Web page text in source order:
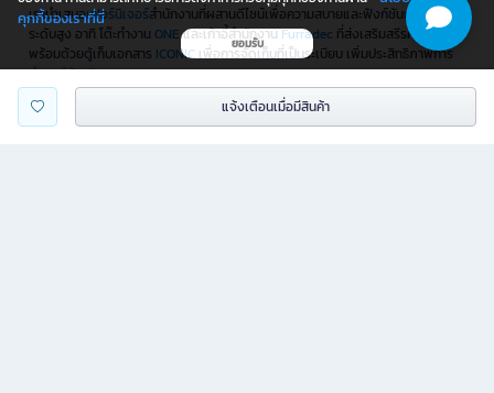
แจ้งเตือนเมื่อมีสินค้า
เรานำเสนอเฟอร์นิเจอร์สำนักงานที่ผสานดีไซน์เพื่อความสบายและฟังก์ชันการใช้งาน
ระดับสูง อาทิ โต๊ะทำงาน ONEและเก้าอี้สำนักงานFurradec ที่ส่งเสริมสรีรศาสตร์
พร้อมด้วยตู้เก็บเอกสาร ICONICเพื่อการจัดเก็บที่เป็นระเบียบ เพิ่มประสิทธิภาพการ
ทำงานให้ธุรกิจของคุณ
เครื่องใช้ไฟฟ้า
เติมเต็มชีวิตสะดวกสบายและมีคุณภาพ ด้วยเครื่องใช้ไฟฟ้าครบครัน ทั้งเครื่องฟอก
คุกกี้ของเราที่นี่
ยอมรับ